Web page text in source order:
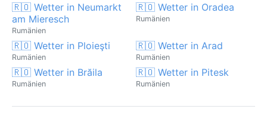
🇷🇴 Wetter in Neumarkt
am Mieresch
Rumänien
🇷🇴 Wetter in Oradea
Rumänien
🇷🇴 Wetter in Ploieşti
Rumänien
🇷🇴 Wetter in Arad
Rumänien
🇷🇴 Wetter in Brăila
Rumänien
🇷🇴 Wetter in Pitesk
Rumänien